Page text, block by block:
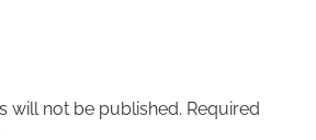
will not be published. Required